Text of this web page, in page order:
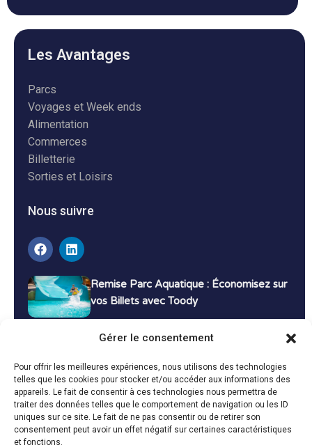
Gérer le consentement
Pour offrir les meilleures expériences, nous utilisons des technologies
telles que les cookies pour stocker et/ou accéder aux informations des
appareils. Le fait de consentir à ces technologies nous permettra de
traiter des données telles que le comportement de navigation ou les ID
uniques sur ce site. Le fait de ne pas consentir ou de retirer son
consentement peut avoir un effet négatif sur certaines caractéristiques
et fonctions.
Les Avantages
Parcs
Voyages et Week ends
Alimentation
Commerces
Billetterie
Sorties et Loisirs
Nous suivre
Remise Parc Aquatique : Économisez sur
vos Billets avec Toody
Bons Plans Voyage : Économisez sur vos
Vacances avec Toody
13 décembre 2024 Bon plans